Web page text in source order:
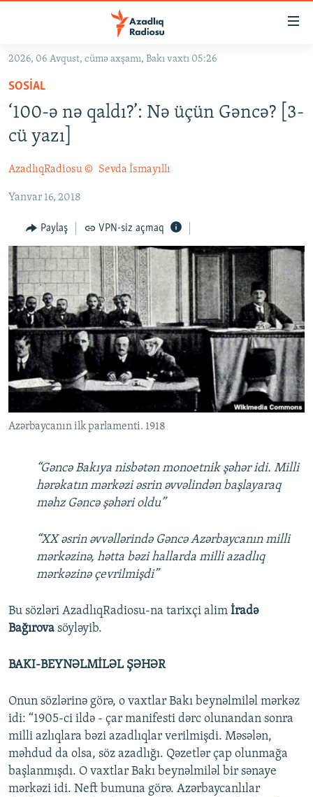
Əsas
qayıt
Əsas
naviqasiyaya
qayıt
Axtarışa
GÜNDƏM
KORRUPSIOMETR
#ƏSLINDƏ
FƏRQƏ BAX
QANUNI DOĞRU
ARAŞDIRMA
MULTIMEDIA
VIDEO
FOTOQALEREYA
İNFOQRAFIKA
KARIKATURA
RADIO ARXIV
OXU ZALI
AZƏRBAYCAN ƏDƏBIYYATI KITABXANASI
İSLAM VƏ DEMOKRATIYA
İZ - MƏDƏNIYYƏT PROQRAMI
HAQQIMIZDA
MISSIYAMIZ
PEŞƏ ETIKASI VƏ JURNALISTIKA STANDARTLARIMIZ
MATERIALLARIMIZDAN ISTIFADƏ
AZADLIQRADIOSU MOBIL TELEFONUNUZDA
BIZIMLƏ ƏLAQƏ
BIZI IZLƏ
RFE/RL-in bütün saytları
2026, 06 Avqust, cümə axşamı, Bakı vaxtı 05:26
SOSIAL
‘100-ə nə qaldı?’: Nə üçün Gəncə? [3-
cü yazı]
AzadlıqRadiosu © Sevda İsmayıllı
Yanvar 16, 2018
Paylaş VPN-siz açmaq
Azərbaycanın ilk parlamenti. 1918
“Gəncə Bakıya nisbətən monoetnik şəhər idi. Milli
hərəkatın mərkəzi əsrin əvvəlindən başlayaraq
məhz Gəncə şəhəri oldu”
“XX əsrin əvvəllərində Gəncə Azərbaycanın milli
mərkəzinə, hətta bəzi hallarda milli azadlıq
mərkəzinə çevrilmişdi”
Bu sözləri AzadlıqRadiosu-na tarixçi alim İradə
Bağırova söyləyib.
BAKI-BEYNƏLMİLƏL ŞƏHƏR
Onun sözlərinə görə, o vaxtlar Bakı beynəlmiləl mərkəz
idi: “1905-ci ildə - çar manifesti dərc olunandan sonra
milli azlıqlara bəzi azadlıqlar verilmişdi. Məsələn,
məhdud da olsa, söz azadlığı. Qəzetlər çap olunmağa
başlanmışdı. O vaxtlar Bakı beynəlmiləl bir sənaye
mərkəzi idi. Neft bumuna görə. Azərbaycanlılar